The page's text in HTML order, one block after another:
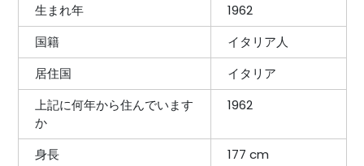
生まれ年
1962
国籍
イタリア人
居住国
イタリア
上記に何年から住んでいます
か
1962
身長
177 cm